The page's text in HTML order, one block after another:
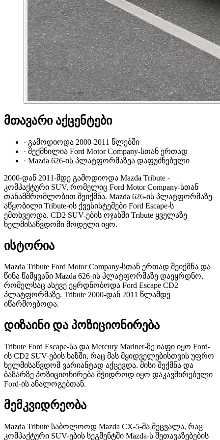
მთავარი აქცენტები
· გამოდიოდა 2000-2011 წლებში
· შექმნილია Ford Motor Company-სთან ერთად
· Mazda 626-ის პლატფორმაზეა დაფუძნებული
2000-დან 2011-მდე გამოდიოდა Mazda Tribute -
კომპაქტური SUV, რომელიც Ford Motor Company-სთან
თანამშრომლობით შეიქმნა. Mazda 626-ის პლატფორმაზე
აწყობილი Tribute-ის ქვესისტემები Ford Escape-ს
ემთხვეოდა. CD2 SUV-ების ოჯახში Tribute ყველაზე
ხელმისაწვდომი მოდელი იყო.
ისტორია
Mazda Tribute Ford Motor Company-სთან ერთად შეიქმნა და
წინა წამყვანი Mazda 626-ის პლატფორმაზე დაეყრდნო,
რომელსაც ასევე ეყრდნობოდა Ford Escape CD2
პლატფორმაზე. Tribute 2000-დან 2011 წლამდე
იწარმოებოდა.
დიზაინი და პოზიციონირება
Tribute Ford Escape-სა და Mercury Mariner-ზე იაფი იყო Ford-
ის CD2 SUV-ების ხაზში, რაც მას მყიდველებისთვის უფრო
ხელმისაწვდომ ვარიანტად აქცევდა. მისი შექმნა და
ბაზარზე პოზიციონირება მჭიდროდ იყო დაკავშირებული
Ford-ის ანალოგებთან.
მემკვიდრეობა
Mazda Tribute საბოლოოდ Mazda CX-5-მა შეცვალა, რაც
კომპაქტური SUV-ების სეგმენტში Mazda-ს შეთავაზებების